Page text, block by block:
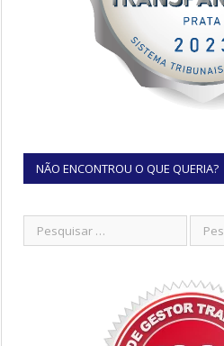
NÃO ENCONTROU O QUE QUERIA?